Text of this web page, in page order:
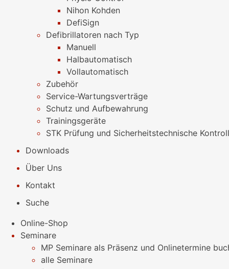
Nihon Kohden
DefiSign
Defibrillatoren nach Typ
Manuell
Halbautomatisch
Vollautomatisch
Zubehör
Service-Wartungsverträge
Schutz und Aufbewahrung
Trainingsgeräte
STK Prüfung und Sicherheitstechnische
Downloads
Über Uns
Kontakt
Suche
Online-Shop
Seminare
MP Seminare als Präsenz und Onlinetermine
alle Seminare